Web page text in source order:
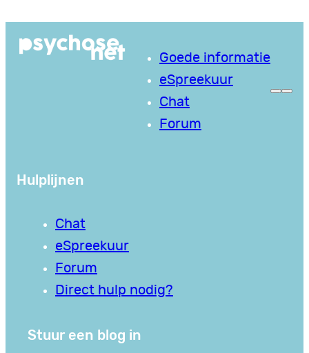
naar
Goede informatie
eSpreekuur
Chat
Forum
Hulplijnen
Chat
eSpreekuur
Forum
Direct hulp nodig?
Stuur een blog in